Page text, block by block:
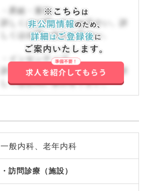
・昇給・賞与
詳しくはお問い合わせ下さい。詳
しくはお問い合わせ下さい。
・インセンティブ
詳しくはお問い合わせ下さい。詳
しくはお問い合わせ下さい。
一般内科、老年内科
訪問診療（施設）